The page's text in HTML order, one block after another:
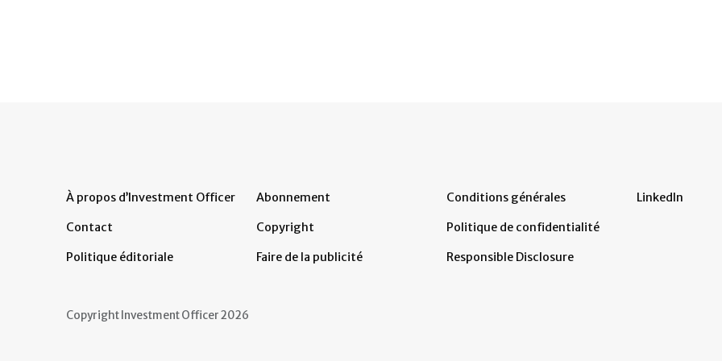
À propos d’Investment Officer
Contact
Politique éditoriale
Abonnement
Copyright
Faire de la publicité
Conditions générales
Politique de confidentialité
Responsible Disclosure
LinkedIn
Copyright Investment Officer 2026